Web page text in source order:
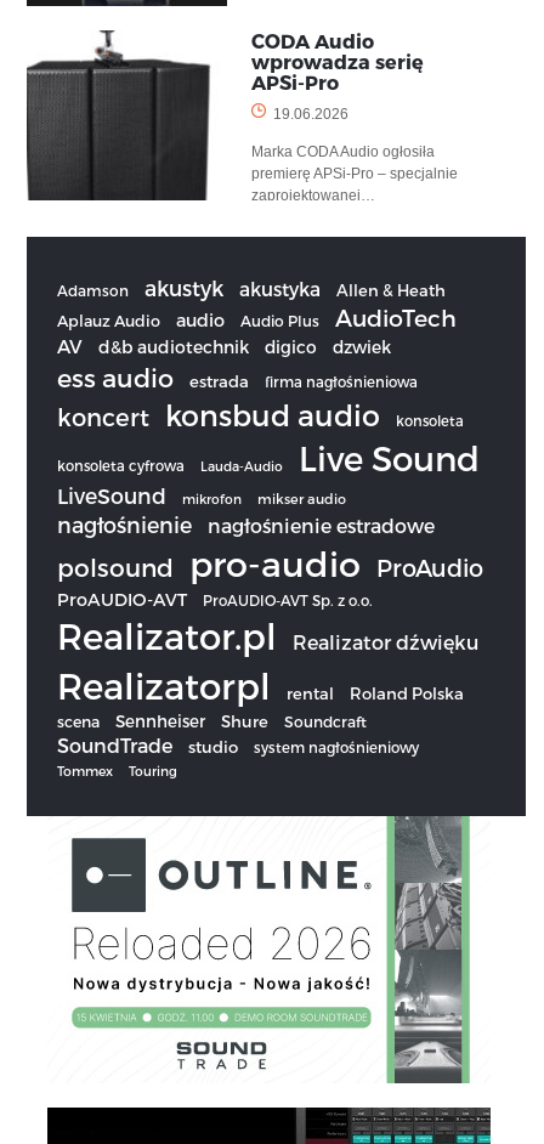
CODA Audio
wprowadza serię
APSi-Pro
19.06.2026
Marka CODA Audio ogłosiła
premierę APSi-Pro – specjalnie
zaprojektowanej…
Adamson akustyk akustyka Allen & Heath
Aplauz Audio audio Audio Plus AudioTech
AV d&b audiotechnik digico dzwiek
ess audio estrada firma nagłośnieniowa
koncert konsbud audio konsoleta
konsoleta cyfrowa Lauda-Audio Live Sound
LiveSound mikrofon mikser audio
nagłośnienie nagłośnienie estradowe
polsound pro-audio ProAudio
ProAUDIO-AVT ProAUDIO-AVT Sp. z o.o.
Realizator.pl Realizator dźwięku
Realizatorpl rental Roland Polska
scena Sennheiser Shure Soundcraft
SoundTrade studio system nagłośnieniowy
Tommex Touring